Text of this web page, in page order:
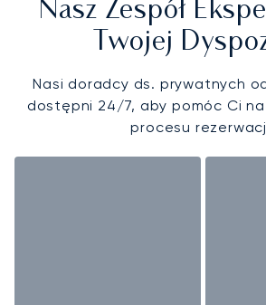
Nasz Zespół
Twojej
Nasi doradcy ds. prywatnych
dostępni 24/7, aby pomóc Ci
procesu